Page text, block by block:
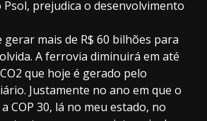
Psol, prejudica o desenvolvimento
mais de R$ 60 bilhões para
A ferrovia diminuirá em até
que hoje é gerado pelo
Justamente no ano em que o
COP 30, lá no meu estado, no